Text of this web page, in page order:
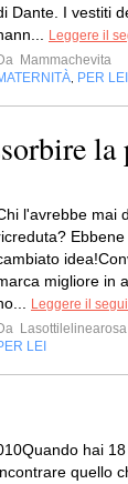
Dante. I vestiti
Leggere il
Mammachevita
PER LEI
l'avrebbe mai
migliore in
Leggere il
Lasottilelinearosa
LEI
hai
quello